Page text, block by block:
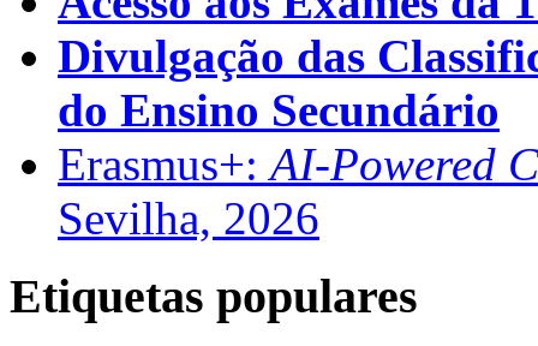
Divulgação das
do Ensino Secundário
Erasmus+:AI-Powered
Sevilha, 2026
Etiquetas populares